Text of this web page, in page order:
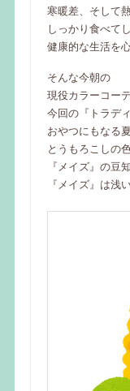
寒暖差、そして
しっかり食べて
健康的な生活を
そんな今朝の
現役カラーコー
今回の『トラデ
おやつにもなる
とうもろこしの
『メイズ』の豆
『メイズ』は浅